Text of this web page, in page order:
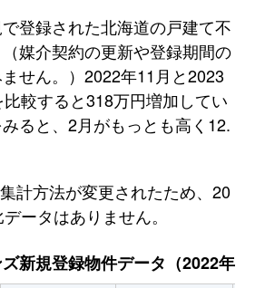
登録された北海道の戸建て不
媒介契約の更新や登録期間の
せん。）2022年11月と2023
較すると318万円増加してい
ると、2月がもっとも高く12.
計方法が変更されたため、20
ータはありません。
新規登録物件データ（2022年11